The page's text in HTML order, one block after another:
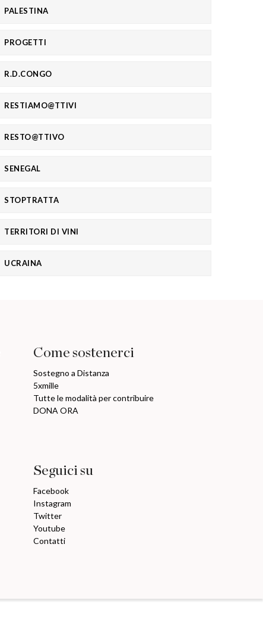
PALESTINA
PROGETTI
R.D.CONGO
RESTIAMO@TTIVI
RESTO@TTIVO
SENEGAL
STOPTRATTA
TERRITORI DI VINI
UCRAINA
Come sostenerci
Sostegno a Distanza
5xmille
Tutte le modalità per contribuire
DONA ORA
Seguici su
Facebook
Instagram
Twitter
Youtube
Contatti